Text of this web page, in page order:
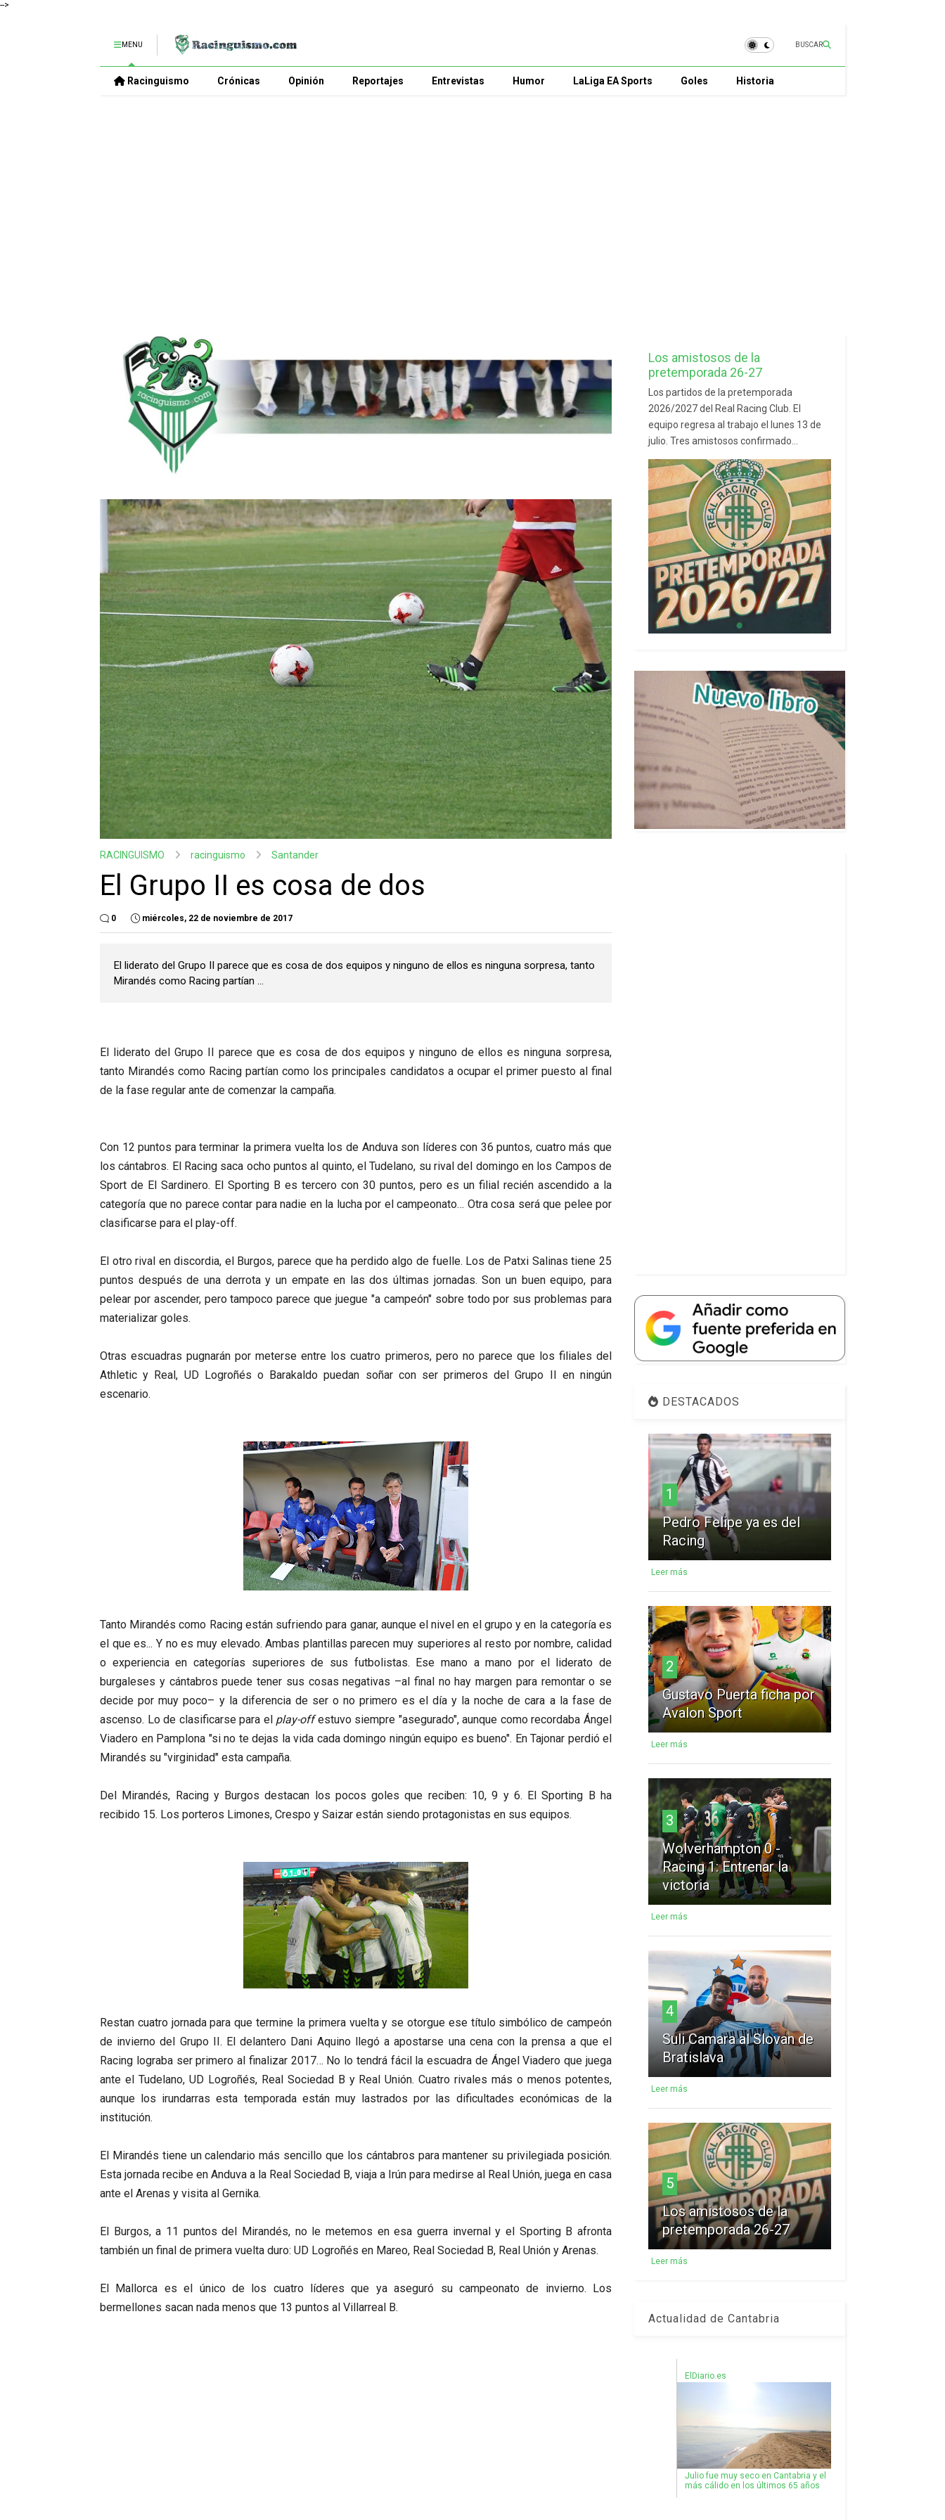
-->
MENU BUSCAR
Racinguismo Crónicas Opinión Reportajes Entrevistas Humor LaLiga EA Sports Goles Historia
RACINGUISMO racinguismo Santander
El Grupo II es cosa de dos
0 miércoles, 22 de noviembre de 2017
El liderato del Grupo II parece que es cosa de dos equipos y ninguno de ellos es ninguna sorpresa, tanto
Mirandés como Racing partían ...
El liderato del Grupo II parece que es cosa de dos equipos y ninguno de ellos es ninguna sorpresa,
tanto Mirandés como Racing partían como los principales candidatos a ocupar el primer puesto al final
de la fase regular ante de comenzar la campaña.
Con 12 puntos para terminar la primera vuelta los de Anduva son líderes con 36 puntos, cuatro más que
los cántabros. El Racing saca ocho puntos al quinto, el Tudelano, su rival del domingo en los Campos de
Sport de El Sardinero. El Sporting B es tercero con 30 puntos, pero es un filial recién ascendido a la
categoría que no parece contar para nadie en la lucha por el campeonato… Otra cosa será que pelee por
clasificarse para el play-off.
El otro rival en discordia, el Burgos, parece que ha perdido algo de fuelle. Los de Patxi Salinas tiene 25
puntos después de una derrota y un empate en las dos últimas jornadas. Son un buen equipo, para
pelear por ascender, pero tampoco parece que juegue "a campeón" sobre todo por sus problemas para
materializar goles.
Otras escuadras pugnarán por meterse entre los cuatro primeros, pero no parece que los filiales del
Athletic y Real, UD Logroñés o Barakaldo puedan soñar con ser primeros del Grupo II en ningún
escenario.
Tanto Mirandés como Racing están sufriendo para ganar, aunque el nivel en el grupo y en la categoría es
el que es... Y no es muy elevado. Ambas plantillas parecen muy superiores al resto por nombre, calidad
o experiencia en categorías superiores de sus futbolistas. Ese mano a mano por el liderato de
burgaleses y cántabros puede tener sus cosas negativas –al final no hay margen para remontar o se
decide por muy poco– y la diferencia de ser o no primero es el día y la noche de cara a la fase de
ascenso. Lo de clasificarse para el play-offestuvo siempre "asegurado", aunque como recordaba Ángel
Viadero en Pamplona "si no te dejas la vida cada domingo ningún equipo es bueno". En Tajonar perdió el
Mirandés su "virginidad" esta campaña.
Del Mirandés, Racing y Burgos destacan los pocos goles que reciben: 10, 9 y 6. El Sporting B ha
recibido 15. Los porteros Limones, Crespo y Saizar están siendo protagonistas en sus equipos.
Restan cuatro jornada para que termine la primera vuelta y se otorgue ese título simbólico de campeón
de invierno del Grupo II. El delantero Dani Aquino llegó a apostarse una cena con la prensa a que el
Racing lograba ser primero al finalizar 2017… No lo tendrá fácil la escuadra de Ángel Viadero que juega
ante el Tudelano, UD Logroñés, Real Sociedad B y Real Unión. Cuatro rivales más o menos potentes,
aunque los irundarras esta temporada están muy lastrados por las dificultades económicas de la
institución.
El Mirandés tiene un calendario más sencillo que los cántabros para mantener su privilegiada posición.
Esta jornada recibe en Anduva a la Real Sociedad B, viaja a Irún para medirse al Real Unión, juega en casa
ante el Arenas y visita al Gernika.
El Burgos, a 11 puntos del Mirandés, no le metemos en esa guerra invernal y el Sporting B afronta
también un final de primera vuelta duro: UD Logroñés en Mareo, Real Sociedad B, Real Unión y Arenas.
El Mallorca es el único de los cuatro líderes que ya aseguró su campeonato de invierno. Los
bermellones sacan nada menos que 13 puntos al Villarreal B.
Los amistosos de la
pretemporada 26-27
Los partidos de la pretemporada
2026/2027 del Real Racing Club. El
equipo regresa al trabajo el lunes 13 de
julio. Tres amistosos confirmado...
DESTACADOS
1
Pedro Felipe ya es del
Racing
Leer más
2
Gustavo Puerta ficha por
Avalon Sport
Leer más
3
Wolverhampton 0 -
Racing 1: Entrenar la
victoria
Leer más
4
Suli Camara al Slovan de
Bratislava
Leer más
5
Los amistosos de la
pretemporada 26-27
Leer más
Actualidad de Cantabria
ElDiario.es
Julio fue muy seco en Cantabria y el
más cálido en los últimos 65 años